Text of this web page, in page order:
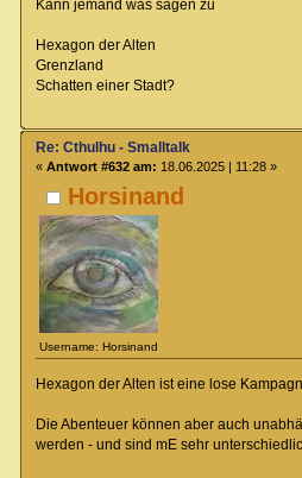
Kann jemand was sagen zu
Hexagon der Alten
Grenzland
Schatten einer Stadt?
Horsinand
Username: Horsinand
Re: Cthulhu - Smalltalk
« Antwort #632 am: 18.06.2025 | 11:28 »
Hexagon der Alten ist eine lose
Die Abenteuer können aber auch
werden - und sind mE sehr